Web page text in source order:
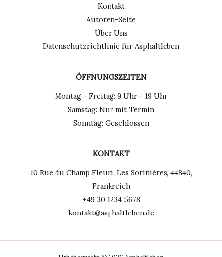
Kontakt
Autoren-Seite
Über Uns
Datenschutzrichtlinie für Asphaltleben
ÖFFNUNGSZEITEN
Montag - Freitag: 9 Uhr - 19 Uhr
Samstag: Nur mit Termin
Sonntag: Geschlossen
KONTAKT
10 Rue du Champ Fleuri, Les Sorinières, 44840,
Frankreich
+49 30 1234 5678
kontakt@asphaltleben.de